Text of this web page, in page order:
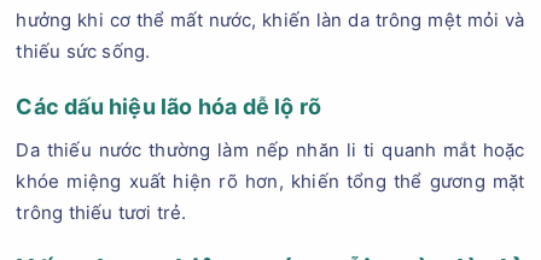
hưởng khi cơ thể mất nước, khiến làn da trông mệt mỏi và
thiếu sức sống.
Các dấu hiệu lão hóa dễ lộ rõ
Da thiếu nước thường làm nếp nhăn li ti quanh mắt hoặc
khóe miệng xuất hiện rõ hơn, khiến tổng thể gương mặt
trông thiếu tươi trẻ.